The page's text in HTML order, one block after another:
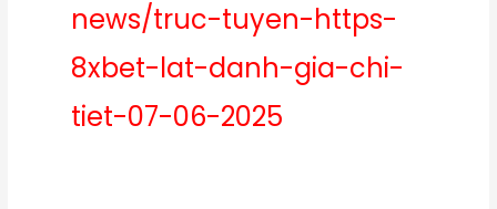
news/truc-tuyen-https-
8xbet-lat-danh-gia-chi-
tiet-07-06-2025